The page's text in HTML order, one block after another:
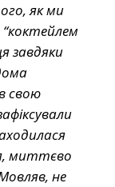
як ми
завдяки
свою
миттєво
не